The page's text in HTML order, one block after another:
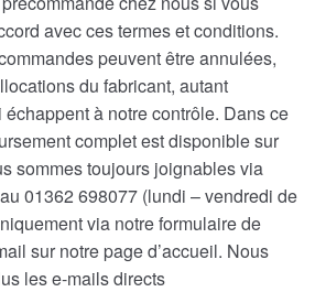
avec ces termes et conditions.
peuvent être annulées,
du fabricant, autant
échappent à notre contrôle. Dans ce
complet est disponible sur
sommes toujours joignables via
01362 698077 (lundi – vendredi de
via notre formulaire de
sur notre page d’accueil. Nous
les e-mails directs